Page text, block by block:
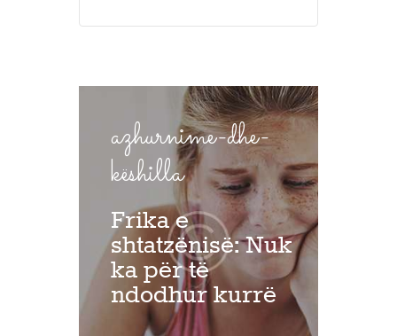
azhurnime-dhe-
këshilla
Frika e
shtatzënisë: Nuk
ka për të
ndodhur kurrë